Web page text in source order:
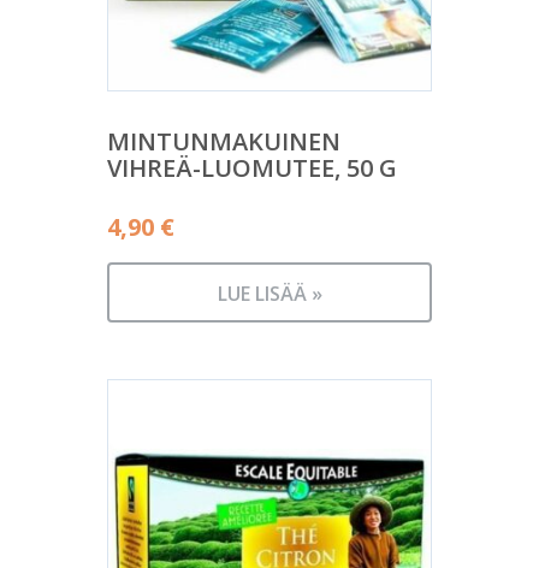
MINTUNMAKUINEN
VIHREÄ-LUOMUTEE, 50 G
4,90 €
LUE LISÄÄ »